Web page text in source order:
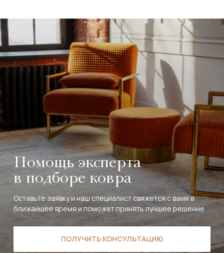
Помощь эксперта
в подборе ковра
Оставьте заявку и наш специалист свяжется с вами в
ближайшее время и поможет принять лучшее решение
ПОЛУЧИТЬ КОНСУЛЬТАЦИЮ